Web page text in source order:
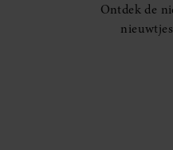
Ontdek de